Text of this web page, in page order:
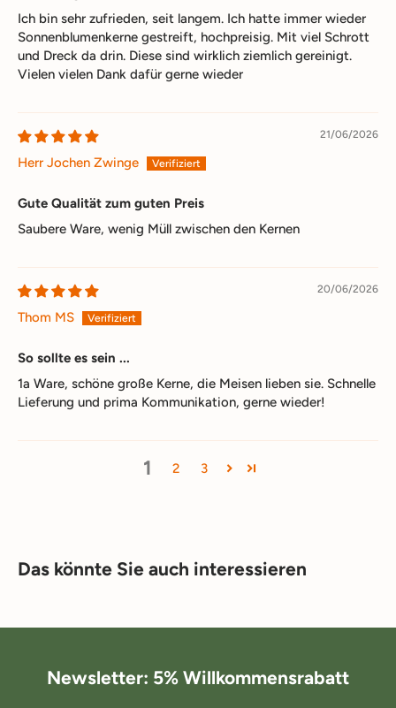
Ich bin sehr zufrieden, seit langem. Ich hatte immer wieder
Sonnenblumenkerne gestreift, hochpreisig. Mit viel Schrott
und Dreck da drin. Diese sind wirklich ziemlich gereinigt.
Vielen vielen Dank dafür gerne wieder
21/06/2026
Herr Jochen Zwinge
Gute Qualität zum guten Preis
Saubere Ware, wenig Müll zwischen den Kernen
20/06/2026
Thom MS
So sollte es sein ...
1a Ware, schöne große Kerne, die Meisen lieben sie. Schnelle
Lieferung und prima Kommunikation, gerne wieder!
1 2 3
Das könnte Sie auch interessieren
Newsletter: 5% Willkommensrabatt